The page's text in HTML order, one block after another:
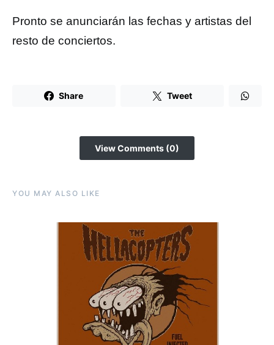
Pronto se anunciarán las fechas y artistas del
resto de conciertos.
Share Tweet
View Comments (0)
YOU MAY ALSO LIKE